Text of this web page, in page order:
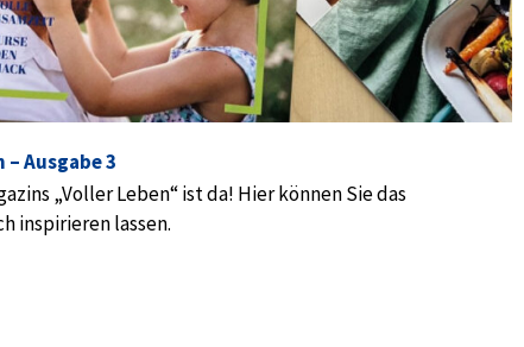
Ausgabe 3
„Voller Leben“ ist da! Hier können Sie das
inspirieren lassen.